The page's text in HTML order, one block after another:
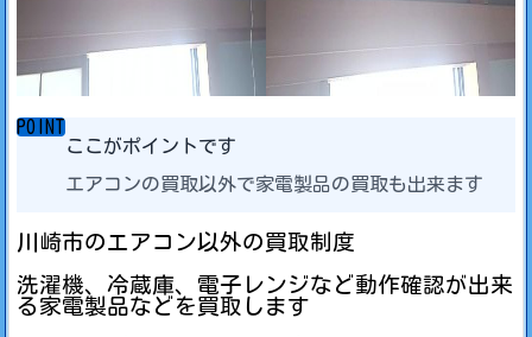
POINT
ここがポイントです
エアコンの買取以外で家電製品の買取も出来ます
川崎市のエアコン以外の買取制度
洗濯機、冷蔵庫、電子レンジなど動作確認が出来
る家電製品などを買取します